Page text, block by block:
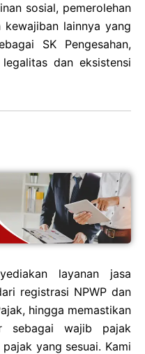
sosial, pemerolehan
kewajiban lainnya yang
SK Pengesahan,
dan eksistensi
layanan jasa
registrasi NPWP dan
hingga memastikan
sebagai wajib pajak
yang sesuai. Kami